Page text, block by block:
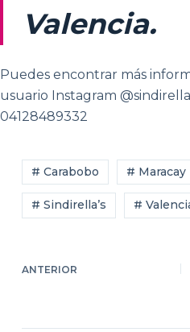
Valencia.
Puedes encontrar más
usuario Instagram
04128489332
# Carabobo # Maracay
# Sindirella’s #
ANTERIOR